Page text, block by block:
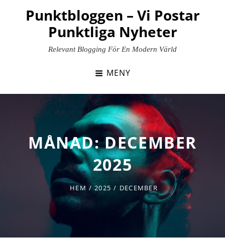
Punktbloggen – Vi Postar
Punktliga Nyheter
Relevant Blogging För En Modern Värld
MENY
MÅNAD:DECEMBER
2025
HEM / 2025 / DECEMBER